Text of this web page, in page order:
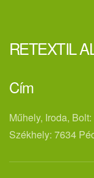
RETEXTIL
Cím
Műhely, Iroda,
Székhely: 7634